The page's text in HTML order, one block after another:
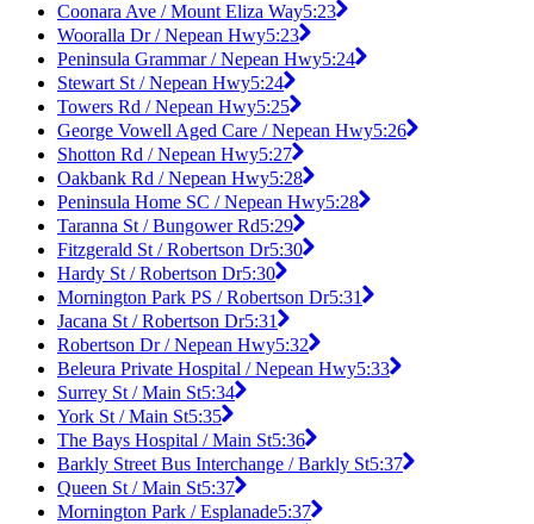
Coonara Ave / Mount Eliza Way5:23
Wooralla Dr / Nepean Hwy5:23
Peninsula Grammar / Nepean Hwy5:24
Stewart St / Nepean Hwy5:24
Towers Rd / Nepean Hwy5:25
George Vowell Aged Care / Nepean Hwy5:26
Shotton Rd / Nepean Hwy5:27
Oakbank Rd / Nepean Hwy5:28
Peninsula Home SC / Nepean Hwy5:28
Taranna St / Bungower Rd5:29
Fitzgerald St / Robertson Dr5:30
Hardy St / Robertson Dr5:30
Mornington Park PS / Robertson Dr5:31
Jacana St / Robertson Dr5:31
Robertson Dr / Nepean Hwy5:32
Beleura Private Hospital / Nepean Hwy5:33
Surrey St / Main St5:34
York St / Main St5:35
The Bays Hospital / Main St5:36
Barkly Street Bus Interchange / Barkly St5:37
Queen St / Main St5:37
Mornington Park / Esplanade5:37